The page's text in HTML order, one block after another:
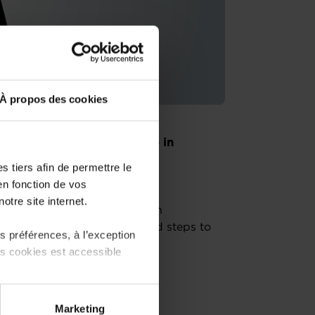
À propos des cookies
tiers afin de permettre le
fonction de vos
site internet.
préférences, à l’exception
cookies est accessible
sur les réseaux
Marketing
or buying an existing one in
for entrepreneurs.
to start your business in
regulatory framework and steps to